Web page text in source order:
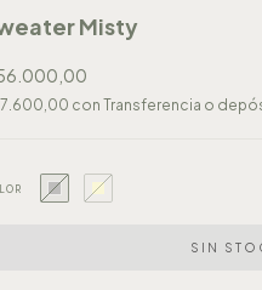
Misty
con Transferencia o